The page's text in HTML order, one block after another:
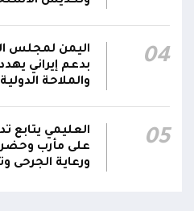
04
اليمن لمجلس
بدعم إيراني
والملاحة الدولية
05
العليمي يتابع
على مأرب
ورعاية الجرحى